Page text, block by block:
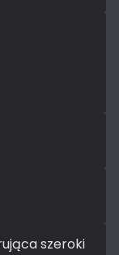
szeroki